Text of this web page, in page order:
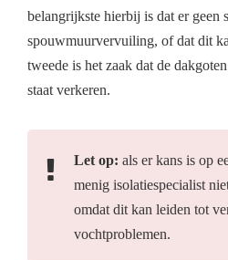
belangrijkste hierbij is dat er geen
spouwmuurvervuiling, of dat dit
tweede is het zaak dat de
staat verkeren.
Let op: als er kans is op
menig isolatiespecialist
omdat dit kan leiden tot
vochtproblemen.